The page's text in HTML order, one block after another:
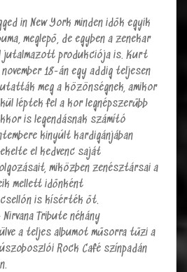
in New York minden idők egyik
meglepő, de egyben a zenekar
jutalmazott produkciója is. Kurt
18-án egy addig teljesen
meg a közönségnek, amikor
léptek fel a kor legnépszerűbb
is legendásnak számító
kinyúlt kardigánjában
el kedvenc saját
miközben zenésztársai a
mellett időnként
csellón is kísérték őt.
Tribute néhány
a teljes albumot műsorra tűzi a
Rock Café színpadán